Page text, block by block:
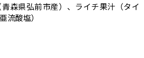
森県弘前市産）、ライチ果汁（タイ
流酸塩）